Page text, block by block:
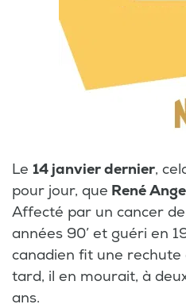
Le 14 janvier dernier,
pour jour, que René
Affecté par un cancer
années 90’ et guéri en
canadien fit une rechute
tard, il en mourait, à
ans.